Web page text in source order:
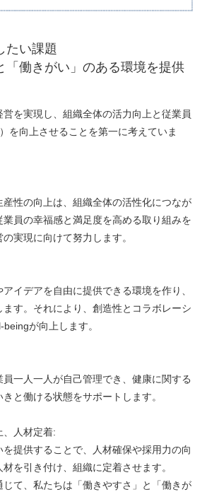
たい課題
「働きがい」のある環境を提供
を実現し、組織全体の活力向上と従業員
を向上させることを第一に考えていま
性の向上は、組織全体の活性化につなが
業員の幸福感と満足度を高める取り組みを
実現に向けて努力します。
イデアを自由に提供できる環境を作り、
す。それにより、創造性とコラボレーシ
が向上します。
一人一人が自己管理でき、健康に関する
と働ける状態をサポートします。
、人材定着:
提供することで、人材確保や採用力の向
材を引き付け、組織に定着させます。
じて、私たちは「働きやすさ」と「働きが